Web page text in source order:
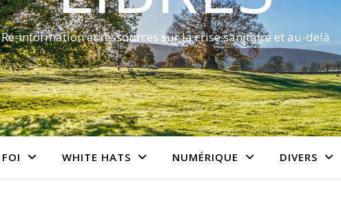
Ré-information et ressources sur la crise sanitaire et au-delà
FOI WHITE HATS NUMÉRIQUE DIVERS